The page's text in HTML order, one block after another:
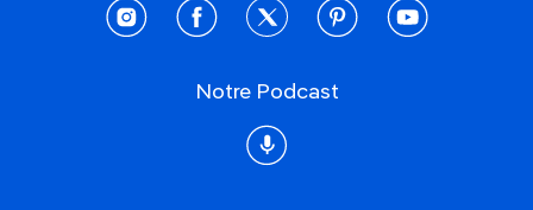
instagramfacebooktwitter pinterestyoutube
Notre Podcast
Podcast